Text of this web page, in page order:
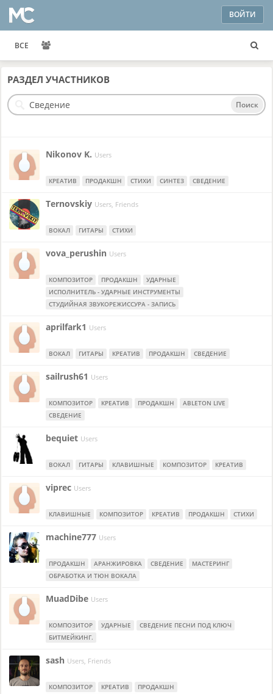
ВОЙТИ
ВСЕ
РАЗДЕЛ УЧАСТНИКОВ
Поиск
Nikonov K. Users
КРЕАТИВ ПРОДАКШН СТИХИ СИНТЕЗ СВЕДЕНИЕ
Ternovskiy Users, Friends
ВОКАЛ ГИТАРЫ СТИХИ
vova_perushin Users
КОМПОЗИТОР ПРОДАКШН
УДАРНЫЕ
ИСПОЛНИТЕЛЬ - УДАРНЫЕ ИНСТРУМЕНТЫ
СТУДИЙНАЯ ЗВУКОРЕЖИССУРА - ЗАПИСЬ
aprilfark1 Users
ВОКАЛ ГИТАРЫ КРЕАТИВ ПРОДАКШН СВЕДЕНИЕ
sailrush61 Users
КОМПОЗИТОР КРЕАТИВ ПРОДАКШН
ABLETON LIVE
СВЕДЕНИЕ
bequiet Users
ВОКАЛ ГИТАРЫ КЛАВИШНЫЕ КОМПОЗИТОР КРЕАТИВ
viprec Users
КЛАВИШНЫЕ КОМПОЗИТОР КРЕАТИВ ПРОДАКШН СТИХИ
machine777 Users
ПРОДАКШН АРАНЖИРОВКА СВЕДЕНИЕ
МАСТЕРИНГ
ОБРАБОТКА И ТЮН ВОКАЛА
MuadDibe Users
КОМПОЗИТОР УДАРНЫЕ
СВЕДЕНИЕ ПЕСНИ ПОД КЛЮЧ
БИТМЕЙКИНГ.
sash Users, Friends
КОМПОЗИТОР КРЕАТИВ
ПРОДАКШН